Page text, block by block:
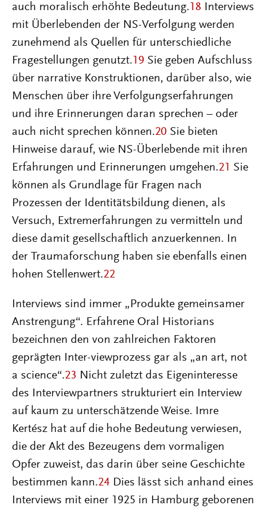
auch moralisch erhöhte Bedeutung.18 Interviews
mit Überlebenden der NS-Verfolgung werden
zunehmend als Quellen für unterschiedliche
Fragestellungen genutzt.19 Sie geben Aufschluss
über narrative Konstruktionen, darüber also, wie
Menschen über ihre Verfolgungserfahrungen
und ihre Erinnerungen daran sprechen – oder
auch nicht sprechen können.20 Sie bieten
Hinweise darauf, wie NS-Überlebende mit ihren
Erfahrungen und Erinnerungen umgehen.21 Sie
können als Grundlage für Fragen nach
Prozessen der Identitätsbildung dienen, als
Versuch, Extremerfahrungen zu vermitteln und
diese damit gesellschaftlich anzuerkennen. In
der Traumaforschung haben sie ebenfalls einen
hohen Stellenwert.22
Interviews sind immer „Produkte gemeinsamer
Anstrengung“. Erfahrene Oral Historians
bezeichnen den von zahlreichen Faktoren
geprägten Inter-viewprozess gar als „an art, not
a science“.23 Nicht zuletzt das Eigeninteresse
des Interviewpartners strukturiert ein Interview
auf kaum zu unterschätzende Weise. Imre
Kertész hat auf die hohe Bedeutung verwiesen,
die der Akt des Bezeugens dem vormaligen
Opfer zuweist, das darin über seine Geschichte
bestimmen kann.24 Dies lässt sich anhand eines
Interviews mit einer 1925 in Hamburg geborenen